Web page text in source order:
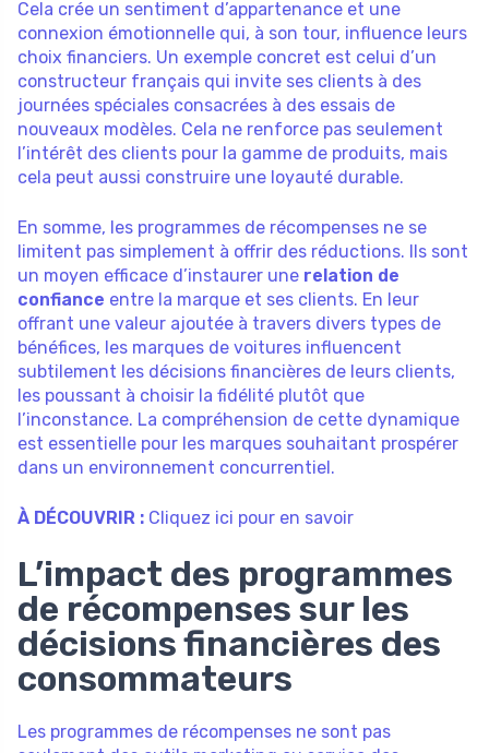
Cela crée un sentiment d’appartenance et une
connexion émotionnelle qui, à son tour, influence leurs
choix financiers. Un exemple concret est celui d’un
constructeur français qui invite ses clients à des
journées spéciales consacrées à des essais de
nouveaux modèles. Cela ne renforce pas seulement
l’intérêt des clients pour la gamme de produits, mais
cela peut aussi construire une loyauté durable.
En somme, les programmes de récompenses ne se
limitent pas simplement à offrir des réductions. Ils sont
un moyen efficace d’instaurer une relation de
confiance entre la marque et ses clients. En leur
offrant une valeur ajoutée à travers divers types de
bénéfices, les marques de voitures influencent
subtilement les décisions financières de leurs clients,
les poussant à choisir la fidélité plutôt que
l’inconstance. La compréhension de cette dynamique
est essentielle pour les marques souhaitant prospérer
dans un environnement concurrentiel.
À DÉCOUVRIR : Cliquez ici pour en savoir
L’impact des programmes
de récompenses sur les
décisions financières des
consommateurs
Les programmes de récompenses ne sont pas